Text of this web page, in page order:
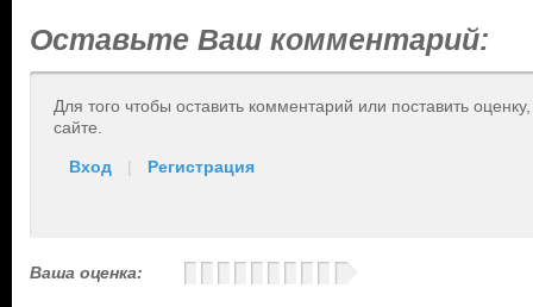
Оставьте Ваш комментарий:
Для того чтобы оставить комментарий или поставить
сайте.
Вход | Регистрация
Ваша оценка: